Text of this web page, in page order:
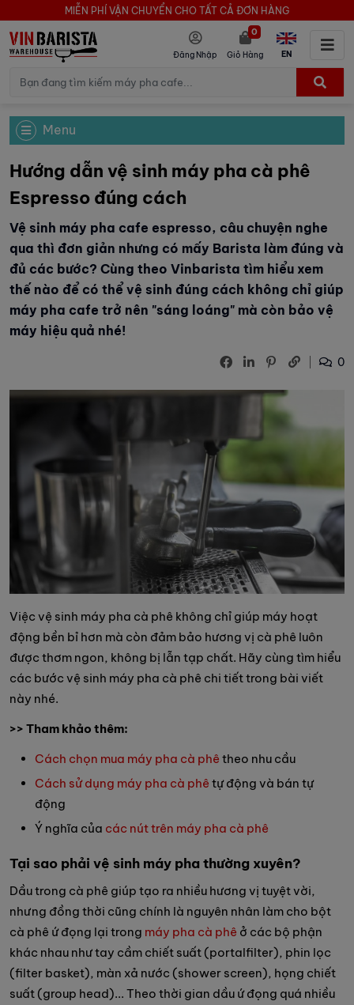
MIỄN PHÍ VẬN CHUYỂN CHO TẤT CẢ ĐƠN HÀNG
Đăng Nhập Giỏ Hàng
0
EN
Menu
Hướng dẫn vệ sinh máy pha cà phê
Espresso đúng cách
Vệ sinh máy pha cafe espresso, câu chuyện nghe
qua thì đơn giản nhưng có mấy Barista làm đúng và
đủ các bước? Cùng theo Vinbarista tìm hiểu xem
thế nào để có thể vệ sinh đúng cách không chỉ giúp
máy pha cafe trở nên "sáng loáng" mà còn bảo vệ
máy hiệu quả nhé!
0
Việc vệ sinh máy pha cà phê không chỉ giúp máy hoạt
động bền bỉ hơn mà còn đảm bảo hương vị cà phê luôn
được thơm ngon, không bị lẫn tạp chất. Hãy cùng tìm hiểu
các bước vệ sinh máy pha cà phê chi tiết trong bài viết
này nhé.
>> Tham khảo thêm:
Cách chọn mua máy pha cà phê theo nhu cầu
Cách sử dụng máy pha cà phê tự động và bán tự
động
Ý nghĩa của các nút trên máy pha cà phê
Tại sao phải vệ sinh máy pha thường xuyên?
Dầu trong cà phê giúp tạo ra nhiều hương vị tuyệt vời,
nhưng đồng thời cũng chính là nguyên nhân làm cho bột
cà phê ứ đọng lại trong máy pha cà phê ở các bộ phận
khác nhau như tay cầm chiết suất (portalfilter), phin lọc
(filter basket), màn xả nước (shower screen), họng chiết
suất (group head)... Theo thời gian dầu ứ đọng quá nhiều